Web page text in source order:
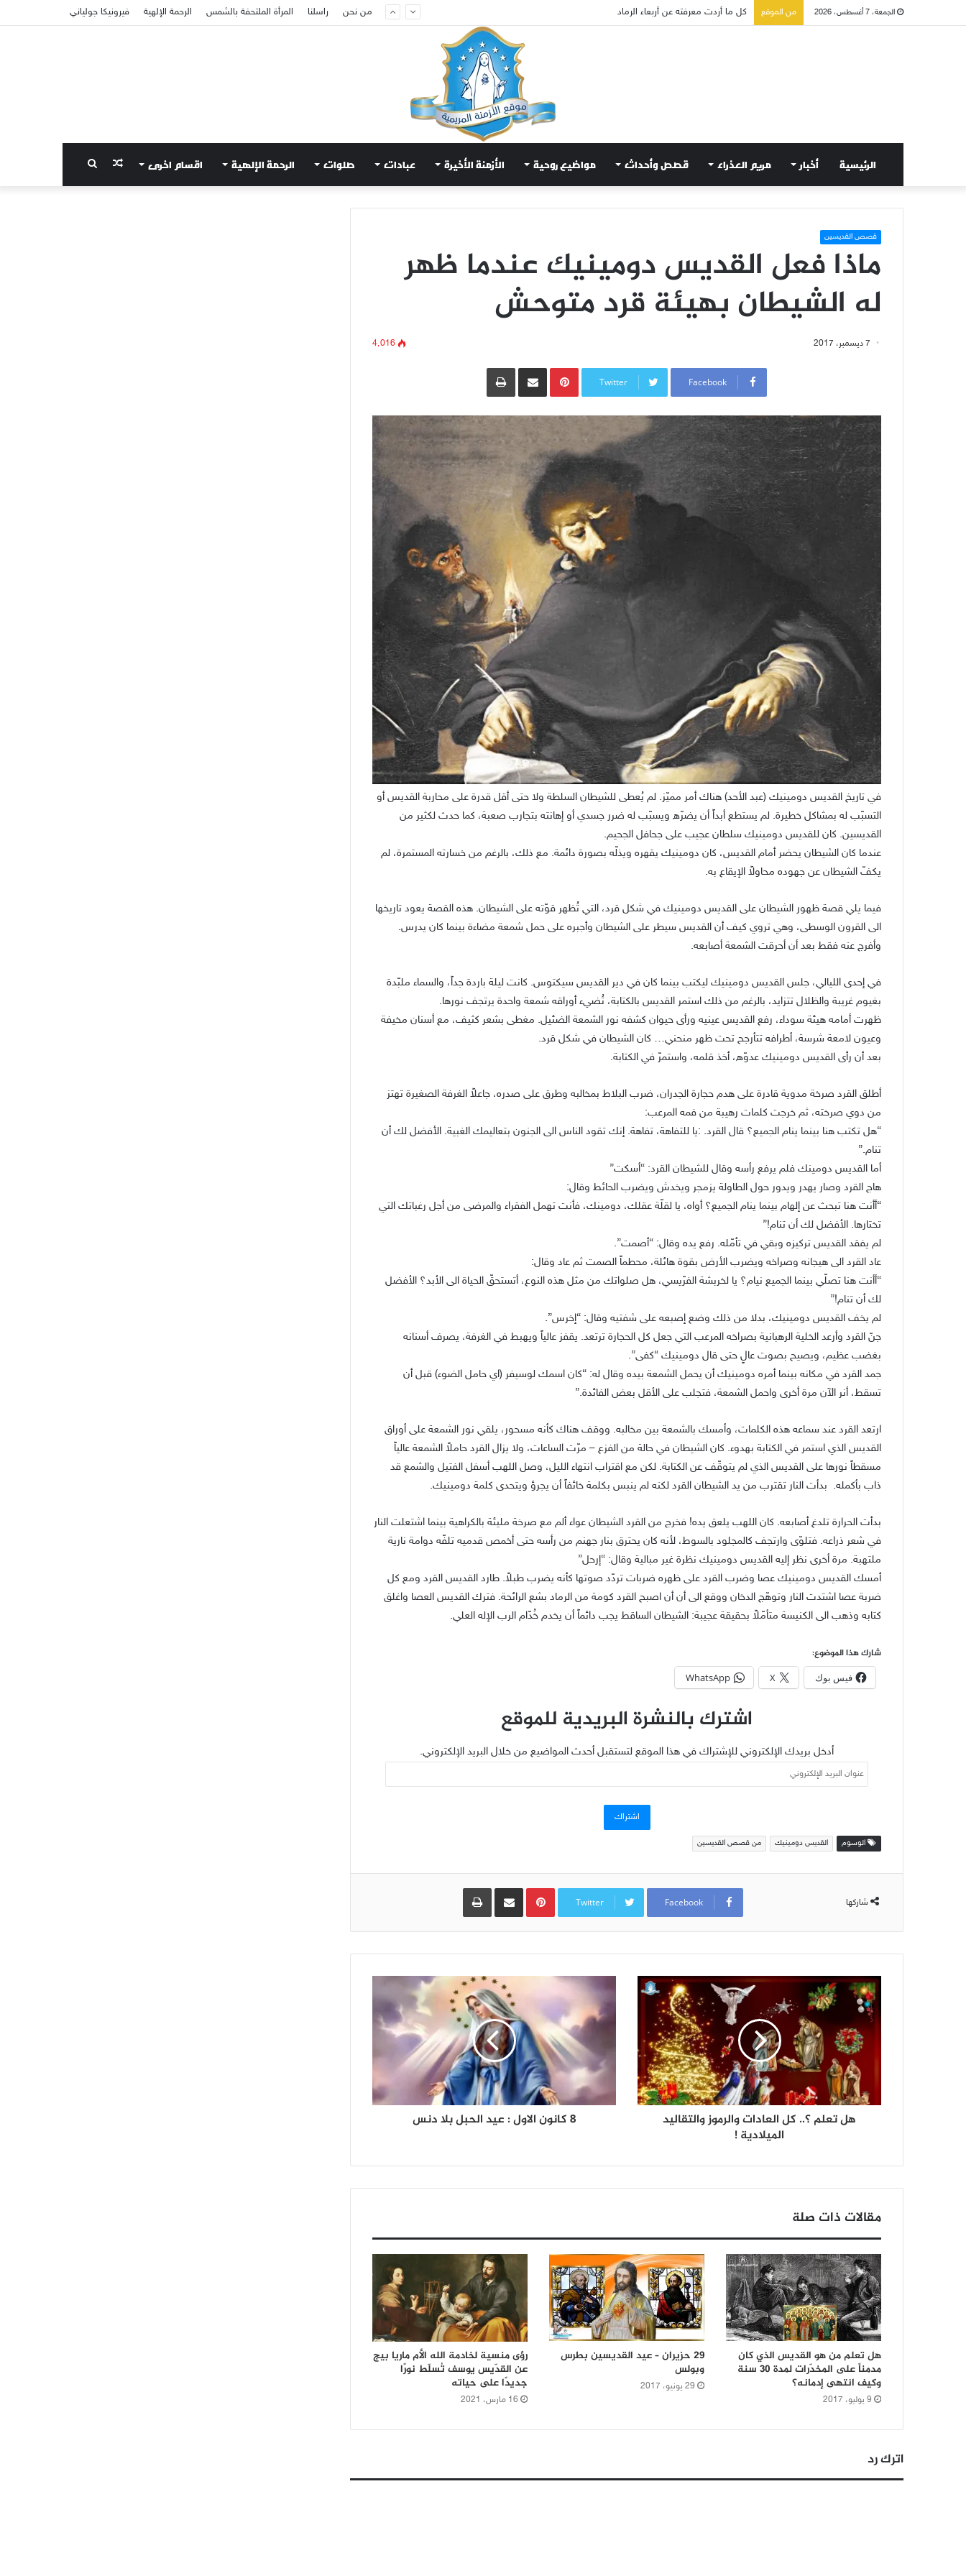
الجمعة، 7 أغسطس، 2026 من الموقع صلاة إلى مريم سلطانة السلام لتهدئة الغضب الإلهي من نحن راسلنا المرأة الملتحفة بالشمس الرحمة الإلهية فيرونيكا جولياني
الرئيسية أخبار مريم العذراء قصص وأحداث مواضيع روحية الأزمنة الأخيرة عبادات صلوات الرحمة الإلهية اقسام اخرى بحث مقال
قصص القديسين
ماذا فعل القديس دومينيك عندما ظهر
له الشيطان بهيئة قرد متوحش
7 ديسمبر، 2017 4٬016
Facebook
Twitter
Pinterestمشاركة عبر البريد طباعة
في تاريخ القديس دومينيك (عبد الأحد) هناك أمر مميّز. لم يُعطى للشيطان السلطة ولا حتى أقل قدرة على محاربة القديس أو
التسبّب له بمشاكل خطيرة. لم يستطع أبداً أن يضرّه ويسبّب له ضرر جسدي أو إهانته بتجارب صعبة، كما حدث لكثير من
القديسين. كان للقديس دومينيك سلطان عجيب على جحافل الجحيم.
عندما كان الشيطان يحضر أمام القديس، كان دومينيك يقهره ويذلّه بصورة دائمة. مع ذلك، بالرغم من خسارته المستمرة، لم
يكفّ الشيطان عن جهوده محاولاً الإيقاع به.
فيما يلي قصة ظهور الشيطان على القديس دومينيك في شكل قرد، التي تُظهر قوّته على الشيطان. هذه القصة يعود تاريخها
الى القرون الوسطى، وهي تروي كيف أن القديس سيطر على الشيطان وأجبره على حمل شمعة مضاءة بينما كان يدرس.
وأفرج عنه فقط بعد أن أحرقت الشمعة أصابعه.
في إحدى الليالي، جلس القديس دومينيك ليكتب بينما كان في دير القديس سيكتوس. كانت ليلة باردة جداً، والسماء ملبّدة
بغيوم غريبة والظلال تتزايد، بالرغم من ذلك استمر القديس بالكتابة، تُضيء أوراقه شمعة واحدة يرتجف نورها.
ظهرت أمامه هيئة سوداء، رفع القديس عينيه ورأى حيوان كشفه نور الشمعة الضئيل. مغطى بشعر كثيف، مع أسنان مخيفة
وعيون لامعة شرسة، أطرافه تتأرجح تحت ظهر منحني… كان الشيطان في شكل قرد.
بعد أن رأى القديس دومينيك عدوّه، أخذ قلمه، واستمرّ في الكتابة.
أطلق القرد صرخة مدوية قادرة على هدم حجارة الجدران، ضرب البلاط بمخالبه وطرق على صدره، جاعلاً الغرفة الصغيرة تهتز
من دوي صرخته، ثم خرجت كلمات رهيبة من فمه المرعب:
“هل تكتب هنا بينما ينام الجميع؟ قال القرد. :يا للتفاهة، تفاهة. إنك تقود الناس الى الجنون بتعاليمك الغبية. الأفضل لك أن
تنام.”
أما القديس دومينك فلم يرفع رأسه وقال للشيطان القرد: “أسكت”
هاج القرد وصار يهدر ويدور حول الطاولة يزمجر ويخدش ويضرب الحائط وقال:
“أأنت هنا تبحث عن إلهام بينما ينام الجميع؟ أواه، يا لقلّة عقلك، دومينك، فأنت تهمل الفقراء والمرضى من أجل رغباتك التي
تختارها. الأفضل لك أن تنام!”
لم يفقد القديس تركيزه وبقي في تأمّله. رفع يده وقال: “أصمت”.
عاد القرد الى هيجانه وصراخه ويضرب الأرض بقوة هائلة، محطماً الصمت ثم عاد وقال:
“أأنت هنا تصلّي بينما الجميع نيام؟ يا لخربشة الفرّيسي، هل صلواتك من مثل هذه النوع، أتستحقّ الحياة الى الأبد؟ الأفضل
لك أن تنام!”
لم يخف القديس دومينيك، بدلا من ذلك وضع إصبعه على شفتيه وقال: “إخرس”.
جنّ القرد وأرعد الخلية الرهبانية بصراخه المرعب التي جعل كل الحجارة ترتعد. يقفز عالياً ويهبط في الغرفة، يصرف أسنانه
بغضب عظيم، ويصيح بصوت عالٍ حتى قال دومينيك “كفى”.
جمد القرد في مكانه بينما أمره دومينيك أن يحمل الشمعة بيده وقال له: “كان اسمك لوسيفر (اي حامل الضوء) قبل أن
تسقط، أنر الآن مرة أخرى واحمل الشمعة، فتجلب على الأقل بعض الفائدة.”
ارتعد القرد عند سماعه هذه الكلمات، وأمسك بالشمعة بين مخالبه. ووقف هناك كأنه مسحور، يلقي نور الشمعة على أوراق
القديس الذي استمر في الكتابة بهدوء. كان الشيطان في حالة من الفزع – مرّت الساعات، ولا يزال القرد حاملاً الشمعة عالياً
مسقطاً نورها على القديس الذي لم يتوقّف عن الكتابة. لكن مع اقتراب انتهاء الليل، وصل اللهب أسفل الفتيل والشمع قد
ذاب بأكمله. بدأت النار تقترب من يد الشيطان القرد لكنه لم ينبس بكلمة خائفاً أن يجرؤ ويتحدى كلمة دومينيك.
بدأت الحرارة تلدغ أصابعه. كان اللهب يلعق يده! فخرج من القرد الشيطان عواء ألم مع صرخة مليئة بالكراهية بينما اشتعلت النار
في شعر ذراعه. فتلوّى وارتجف كالمجلود بالسوط، لأنه كان يحترق بنار جهنم من رأسه حتى أخمص قدميه تلفّه دوامة نارية
ملتهبة. مرة أخرى نظر إليه القديس دومينيك نظرة غير مبالية وقال: “إرحل”
أمسك القديس دومينيك عصا وضرب القرد على ظهره ضربات تردّد صوتها كأنه يضرب طبلاً. طارد القديس القرد ومع كل
ضربة عصا اشتدت النار وتوهّج الدخان ووقع الى أن أن اصبح القرد كومة من الرماد بشع الرائحة. فترك القديس العصا واغلق
كتابه وذهب الى الكنيسة متأمّلاً بحقيقة عجيبة: الشيطان الساقط يجب دائماً أن يخدم خُدّام الرب الإله العلي.
شارك هذا الموضوع:
فيس بوك X
WhatsApp
اشترك بالنشرة البريدية للموقع
أدخل بريدك الإلكتروني للإشتراك في هذا الموقع لتستقبل أحدث المواضيع من خلال البريد الإلكتروني.
عنوان
البريد
اشتراك
الوسوم القديس دومينيك من قصص القديسين
شاركها Facebook
Twitter
Pinterestمشاركة عبر البريد طباعة
هل تعلم ؟.. كل العادات والرموز والتقاليد
الميلادية !
8 كانون الاول : عيد الحبل بلا دنس
مقالات ذات صلة
هل تعلم من هو القديس الذي كان
مدمناً على المخدّرات لمدة 30 سنة
وكيف انتهى إدمانه؟
9 يوليو، 2017
29 حزيران – عيد القديسين بطرس
وبولس
29 يونيو، 2017
رؤى منسية لخادمة الله الأم ماريا بيج
عن القدّيس يوسف تُسلّط نورًا
جديدًا على حياته
16 مارس، 2021
اترك رد